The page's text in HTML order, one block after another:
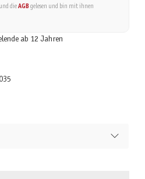
dieAGBgelesen und bin mit ihnen
ab 12 Jahren